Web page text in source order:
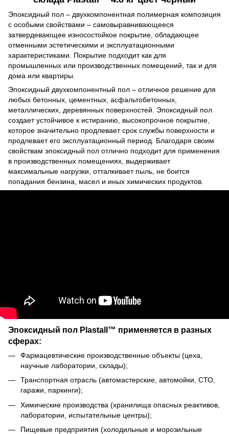
Эпоксидный пол – двухкомпонентная полимерная композиция
с особыми свойствами – самовыравнивающееся
затвердевающее износостойкое покрытие, обладающее
отменными эстетическими и эксплуатационными
характеристиками. Покрытие подходит как для
промышленных или производственных помещений, так и для
дома или квартиры.
Эпоксидный двухкомпонентный пол – отличное решение для
любых бетонных, цементных, асфальтобетонных,
металлических, деревянных поверхностей. Эпоксидный пол
создает устойчивое к истиранию, высокопрочное покрытие,
которое значительно продлевает срок службы поверхности и
продлевает его эксплуатационный период. Благодаря своим
свойствам эпоксидный пол отлично подходит для применения
в производственных помещениях, выдерживает
максимальные нагрузки, отталкивает пыль, не боится
попадания бензина, масел и иных химических продуктов.
Эпоксидный пол Plastall™ применяется в разных
сферах:
Фармацевтические производственные объекты (цеха,
научные лаборатории, склады);
Транспортная отрасль (автомастерские, автомойки, СТО,
гаражи, паркинги);
Химические производства (хранилища опасных реактивов,
лаборатории, испытательные центры);
Пищевые предприятия (холодильные и морозильные